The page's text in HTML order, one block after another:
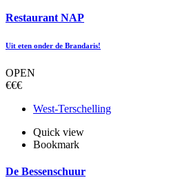
Restaurant NAP
Uit eten onder de Brandaris!
OPEN
€€€
West-Terschelling
Quick view
Bookmark
De Bessenschuur